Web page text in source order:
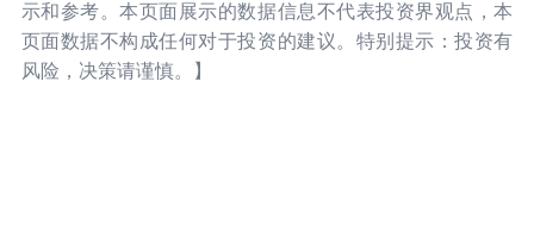
示和参考。本页面展示的数据信息不代表投资界观点，本
页面数据不构成任何对于投资的建议。特别提示：投资有
风险，决策请谨慎。】